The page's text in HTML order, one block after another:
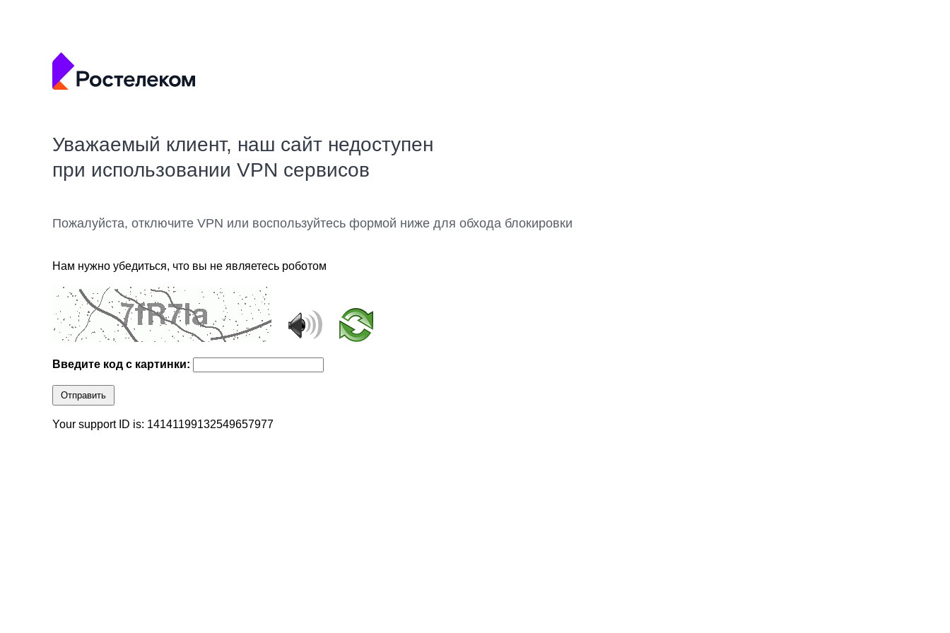
Уважаемый клиент, наш сайт недоступен
при использовании VPN сервисов
Пожалуйста, отключите VPN или воспользуйтесь формой ниже для обхода блокировки
Нам нужно убедиться, что вы не являетесь роботом
Введите код с картинки:
Отправить
Your support ID is: 14141199132549657977